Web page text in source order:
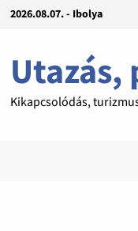
2026.08.07. - Ibolya
Utazás,
Kikapcsolódás,